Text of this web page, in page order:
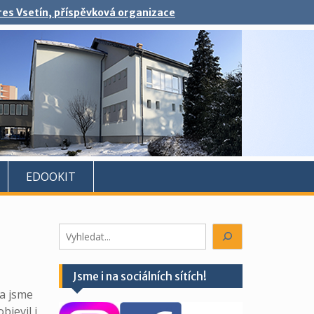
Vsetín, příspěvková organizace
EDOOKIT
jsme
Hledáte
něco?
Jsme i na sociálních sítích!